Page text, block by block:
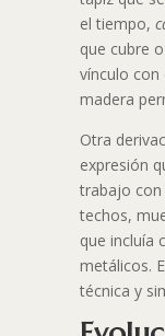
el tiempo,
que cubre
vínculo con
madera
Otra
expresión
trabajo con
techos,
que incluía
metálicos.
técnica y